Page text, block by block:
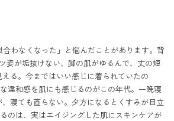
わなくなった」と悩んだことがあります。背
姿が垢抜けない、脚の肌がゆるんで、丈の短
る。今まではいい感じに着られていたの
違和感を肌にも感じるのがこの年代。一晩寝
寝ても直らない。夕方になるとくすみが目立
のは、実はエイジングした肌にスキンケアが